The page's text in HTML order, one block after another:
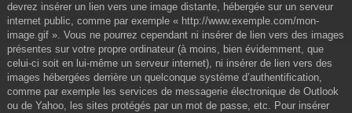
devrez insérer un lien vers une image distante, hébergée sur un serveur
internet public, comme par exemple « http://www.exemple.com/mon-
image.gif ». Vous ne pourrez cependant ni insérer de lien vers des images
présentes sur votre propre ordinateur (à moins, bien évidemment, que
celui-ci soit en lui-même un serveur internet), ni insérer de lien vers des
images hébergées derrière un quelconque système d’authentification,
comme par exemple les services de messagerie électronique de Outlook
ou de Yahoo, les sites protégés par un mot de passe, etc. Pour insérer